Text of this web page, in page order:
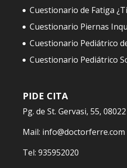
Cuestionario de Fatiga
Cuestionario Piernas
Cuestionario Pediátrico
Cuestionario Pediátrico
PIDE CITA
Pg. de St. Gervasi, 55,
Mail: info@doctorferre.com
Tel: 935952020